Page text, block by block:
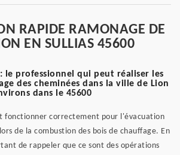
RAPIDE RAMONAGE DE
EN SULLIAS 45600
le professionnel qui peut réaliser les
des cheminées dans la ville de Lion
dans le 45600
fonctionner correctement pour l'évacuation
de la combustion des bois de chauffage. En
de rappeler que ce sont des opérations